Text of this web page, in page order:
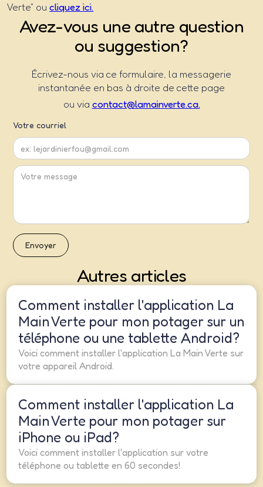
Verte" oucliquez ici.
Avez-vous une autre question
ou suggestion?
Écrivez-nous via ce formulaire, la messagerie
instantanée en bas à droite de cette page
ou via contact@lamainverte.ca.
Votre courriel
Autres articles
Comment installer l'application La
Main Verte pour mon potager sur un
téléphone ou une tablette Android?
Voici comment installer l'application La Main Verte sur
votre appareil Android.
Comment installer l'application La
Main Verte pour mon potager sur
iPhone ou iPad?
Voici comment installer l'application sur votre
téléphone ou tablette en 60 secondes!